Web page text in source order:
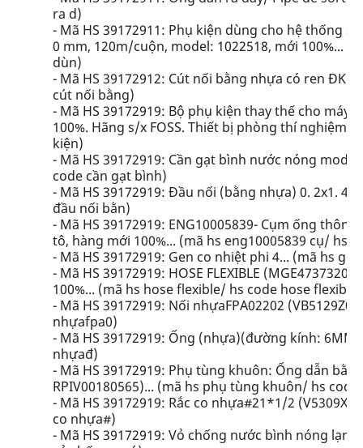
ra d)
- Mã HS 39172911: Phụ kiện dùng cho hệ thống
0 mm, 120m/cuộn, model: 1022518, mới 100%...
dùn)
- Mã HS 39172912: Cút nối bằng nhựa có ren ĐK
cút nối bằng)
- Mã HS 39172919: Bộ phụ kiện thay thế cho máy
100%. Hãng s/x FOSS. Thiết bị phòng thí
kiện)
- Mã HS 39172919: Cần gạt bình nước nóng
code cần gạt bình)
- Mã HS 39172919: Đầu nối (bằng nhựa) 0. 2x1. 4
đầu nối bằn)
- Mã HS 39172919: ENG10005839- Cụm ống
tô, hàng mới 100%... (mã hs eng10005839 cụ/ hs
- Mã HS 39172919: Gen co nhiệt phi 4... (mã hs
- Mã HS 39172919: HOSE FLEXIBLE
100%... (mã hs hose flexible/ hs code hose flexibl)
- Mã HS 39172919: Nối nhựaFPA02202
nhựafpa0)
- Mã HS 39172919: Ống (nhựa)(đường kính:
nhựađ)
- Mã HS 39172919: Phụ tùng khuôn: Ống dẫn
RPIV00180565)... (mã hs phụ tùng khuôn/ hs
- Mã HS 39172919: Rắc co nhựa#21*1/2
co nhựa#)
- Mã HS 39172919: Vỏ chống nước bình nóng